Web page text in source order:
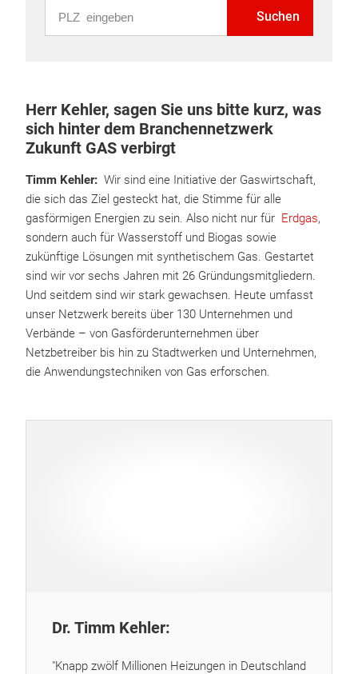
Suchen
Herr Kehler, sagen Sie uns bitte kurz, was
sich hinter dem Branchennetzwerk
Zukunft GAS verbirgt
Timm Kehler: Wir sind eine Initiative der Gaswirtschaft,
die sich das Ziel gesteckt hat, die Stimme für alle
gasförmigen Energien zu sein. Also nicht nur für Erdgas,
sondern auch für Wasserstoff und Biogas sowie
zukünftige Lösungen mit synthetischem Gas. Gestartet
sind wir vor sechs Jahren mit 26 Gründungsmitgliedern.
Und seitdem sind wir stark gewachsen. Heute umfasst
unser Netzwerk bereits über 130 Unternehmen und
Verbände – von Gasförderunternehmen über
Netzbetreiber bis hin zu Stadtwerken und Unternehmen,
die Anwendungstechniken von Gas erforschen.
Dr. Timm Kehler:
"Knapp zwölf Millionen Heizungen in Deutschland